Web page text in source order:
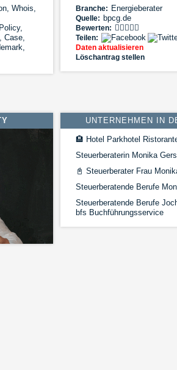
Whois,
Case,
Branche: Energieberater
Quelle: bpcg.de
Bewerten:
Teilen:
Daten aktualisieren
Löschantrag stellen
UNTERNEHMEN IN
🏨 Hotel Parkhotel
Steuerberaterin Monika
📓 Steuerberater Frau
Steuerberatende Berufe
Steuerberatende Berufe
bfs Buchführungsservice